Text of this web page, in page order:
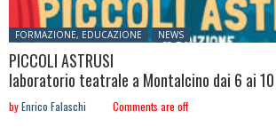
Posted in:
FORMAZIONE, EDUCAZIONE NEWS
PICCOLI ASTRUSI
laboratorio teatrale a Montalcino dai 6 ai
byEnrico Falaschi Comments are off